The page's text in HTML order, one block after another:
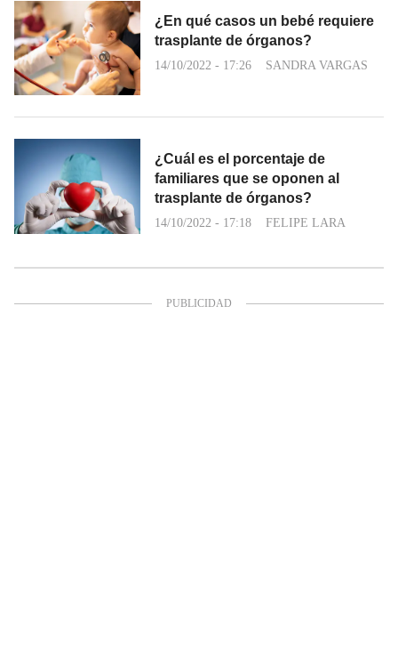
¿En qué casos un bebé requiere
trasplante de órganos?
14/10/2022 - 17:26 SANDRA VARGAS
¿Cuál es el porcentaje de
familiares que se oponen al
trasplante de órganos?
14/10/2022 - 17:18 FELIPE LARA